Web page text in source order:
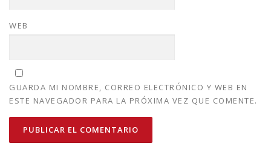
WEB
GUARDA MI NOMBRE, CORREO ELECTRÓNICO Y WEB EN
ESTE NAVEGADOR PARA LA PRÓXIMA VEZ QUE COMENTE.